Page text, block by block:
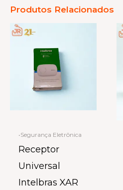
Produtos Relacionados
•Segurança Eletrônica
Receptor
Universal
Intelbras XAR